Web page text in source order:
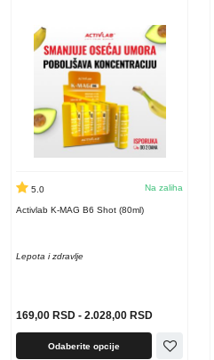
5.0 Na zaliha
Activlab K-MAG B6 Shot (80ml)
Lepota i zdravlje
169,00 RSD - 2.028,00 RSD
Odaberite opcije